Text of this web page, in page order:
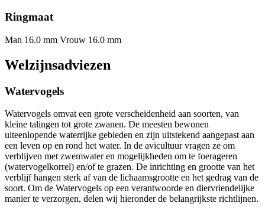
Ringmaat
Man 16.0 mm Vrouw 16.0 mm
Welzijnsadviezen
Watervogels
Watervogels omvat een grote verscheidenheid aan soorten, van
kleine talingen tot grote zwanen. De meesten bewonen
uiteenlopende waterrijke gebieden en zijn uitstekend aangepast aan
een leven op en rond het water. In de avicultuur vragen ze om
verblijven met zwemwater en mogelijkheden om te foerageren
(watervogelkorrel) en/of te grazen. De inrichting en grootte van het
verblijf hangen sterk af van de lichaamsgrootte en het gedrag van de
soort. Om de Watervogels op een verantwoorde en diervriendelijke
manier te verzorgen, delen wij hieronder de belangrijkste richtlijnen.